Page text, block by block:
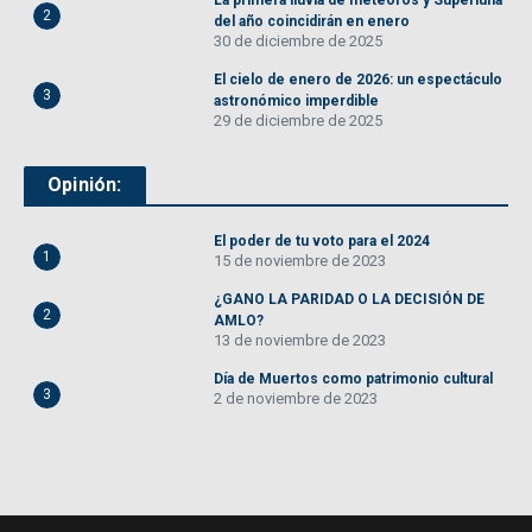
2
del año coincidirán en enero
30 de diciembre de 2025
3
El cielo de enero de 2026: un espectáculo
astronómico imperdible
29 de diciembre de 2025
Opinión:
1
El poder de tu voto para el 2024
15 de noviembre de 2023
2
¿GANO LA PARIDAD O LA DECISIÓN DE
AMLO?
13 de noviembre de 2023
3
Día de Muertos como patrimonio cultural
2 de noviembre de 2023